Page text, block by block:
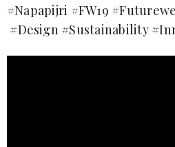
#Napapijri #FW19 #
#Design #Sustainability #